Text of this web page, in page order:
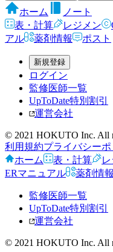
ホーム
ノート
表・計算
レジメン
アル
薬剤情報 ポスト
新規登録
ログイン
監修医師一覧
UpToDate特別割引
運営会社
© 2021 HOKUTO Inc. All
利用規約プライバシー
ホーム
表・計算
ERマニュアル
薬剤情報
監修医師一覧
UpToDate特別割引
運営会社
© 2021 HOKUTO Inc. All